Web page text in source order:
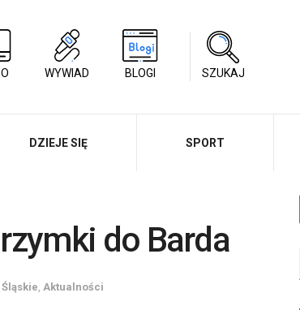
WYWIAD BLOGI SZUKAJ
DZIEJE SIĘ SPORT
do Barda
Aktualności